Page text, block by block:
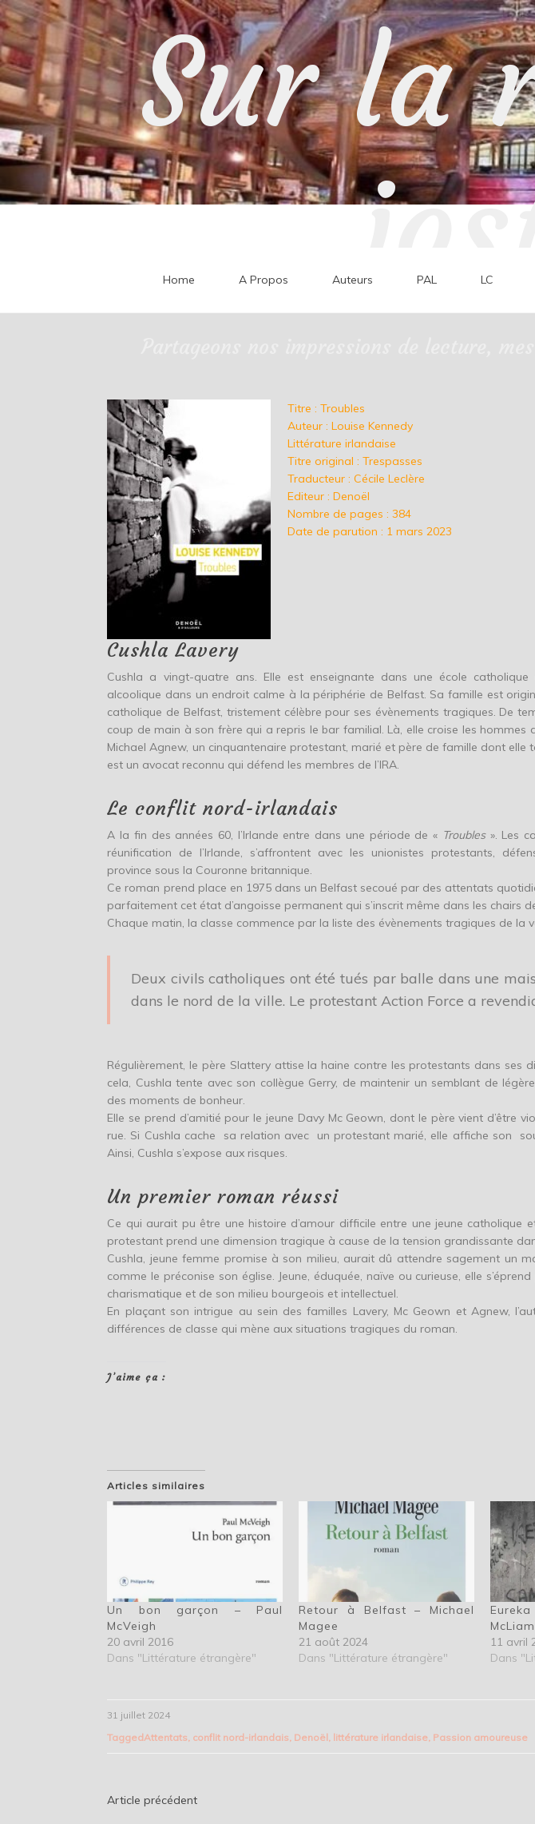
Skip
to
content
Sur la
Home A Propos Auteurs PAL LC
Titre : Troubles
Auteur : Louise Kennedy
Littérature irlandaise
Titre original : Trespasses
Traducteur : Cécile Leclère
Editeur : Denoël
Nombre de pages : 384
Date de parution : 1 mars 2023
Cushla Lavery
Cushla a vingt-quatre ans. Elle est enseignante dans une école
alcoolique dans un endroit calme à la périphérie de Belfast. Sa famille est
catholique de Belfast, tristement célèbre pour ses évènements tragiques. De
coup de main à son frère qui a repris le bar familial. Là, elle croise les hommes
Michael Agnew, un cinquantenaire protestant, marié et père de famille dont elle
est un avocat reconnu qui défend les membres de l’IRA.
Le conflit nord-irlandais
A la fin des années 60, l’Irlande entre dans une période de « Troubles». Les
réunification de l’Irlande, s’affrontent avec les unionistes protestants,
province sous la Couronne britannique.
Ce roman prend place en 1975 dans un Belfast secoué par des attentats
parfaitement cet état d’angoisse permanent qui s’inscrit même dans les chairs
Chaque matin, la classe commence par la liste des évènements tragiques de la
Deux civils catholiques ont été tués par balle dans une
dans le nord de la ville. Le protestant Action Force a
Régulièrement, le père Slattery attise la haine contre les protestants dans ses
cela, Cushla tente avec son collègue Gerry, de maintenir un semblant de
des moments de bonheur.
Elle se prend d’amitié pour le jeune Davy Mc Geown, dont le père vient d’être
rue. Si Cushla cache sa relation avec un protestant marié, elle affiche son
Ainsi, Cushla s’expose aux risques.
Un premier roman réussi
Ce qui aurait pu être une histoire d’amour difficile entre une jeune catholique
protestant prend une dimension tragique à cause de la tension grandissante
Cushla, jeune femme promise à son milieu, aurait dû attendre sagement un
comme le préconise son église. Jeune, éduquée, naïve ou curieuse, elle
charismatique et de son milieu bourgeois et intellectuel.
En plaçant son intrigue au sein des familles Lavery, Mc Geown et Agnew,
différences de classe qui mène aux situations tragiques du roman.
J’aime ça :
Articles similaires
Un bon garçon – Paul
McVeigh
20 avril 2016
Dans "Littérature étrangère"
Retour à Belfast – Michael
Magee
21 août 2024
Dans "Littérature étrangère"
11 avril
Dans
31 juillet 2024
TaggedAttentats, conflit nord-irlandais, Denoël, littérature irlandaise, Passion amoureuse
Navigation
Article précédent